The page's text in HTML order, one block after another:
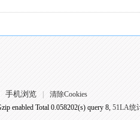
手机浏览
清除Cookies
enabled Total 0.058202(s) query 8, 51LA统